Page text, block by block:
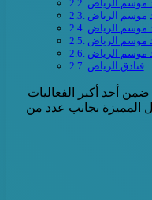
موسم الرياض
موسم الرياض
موسم الرياض
موسم الرياض
موسم الرياض
فنادق الرياض
أحد أكبر الفعاليات
المميزة بجانب عدد من